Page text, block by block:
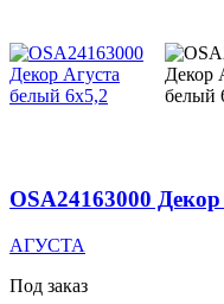
OSA24163000
АГУСТА
Под заказ